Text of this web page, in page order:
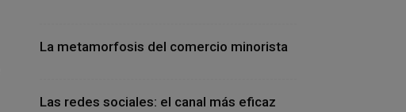
La metamorfosis del comercio minorista
Las redes sociales: el canal más eficaz